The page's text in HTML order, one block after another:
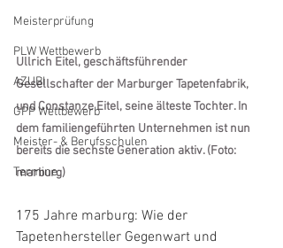
Meisterprüfung
PLW Wettbewerb
AZUBI
GPP Wettbewerb
Meister- & Berufsschulen
Termine
Ullrich Eitel, geschäftsführender
Gesellschafter der Marburger Tapetenfabrik,
und Constanze Eitel, seine älteste Tochter. In
dem familiengeführten Unternehmen ist nun
bereits die sechste Generation aktiv. (Foto:
marburg)
175 Jahre marburg: Wie der
Tapetenhersteller Gegenwart und